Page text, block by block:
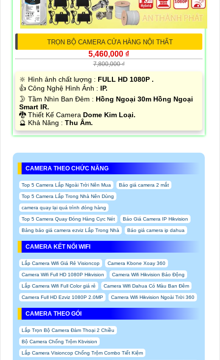
TRỌN BỘ CAMERA CỬA HÀNG NỘI THẤT
5,460,000 ₫
7,800,000 ₫
🔆 Hình ảnh chất lượng : FULL HD 1080P .
👍 Công Nghệ Hình Ảnh : IP.
🌛 Tầm Nhìn Ban Đêm : Hồng Ngoại 30m Hồng Ngoại
Smart IR.
🐉️ Thiết Kế Camera Dome Kim Loại.
️🔮 Khả Năng : Thu Âm.
CAMERA THEO CHỨC NĂNG
Top 5 Camera Lắp Ngoài Trời Nên Mua Báo giá camera 2 mắt
Top 5 Camera Lắp Trong Nhà Nên Dùng
camera quay lại quá trình đóng hàng
Top 5 Camera Quay Đóng Hàng Cực Nét Báo Giá Camera IP Hikvision
Bảng báo giá camera ezviz Lắp Trong Nhà Báo giá camera ip dahua
CAMERA KẾT NỐI WIFI
Lắp Camera Wifi Giá Rẻ Visioncop Camera Kbone Xoay 360
Camera Wifi Full HD 1080P Hikvision Camera Wifi Hikvision Báo Động
Lắp Camera Wifi Full Color giá rẻ Camera Wifi Dahua Có Màu Ban Đêm
Camera Full HD Ezviz 1080P 2.0MP Camera Wifi Hikvision Ngoài Trời 360
CAMERA THEO GÓI
Lắp Trọn Bộ Camera Đàm Thoại 2 Chiều
Bộ Camera Chống Trộm Kbvision
Lắp Camera Visioncop Chống Trộm Combo Tiết Kiệm